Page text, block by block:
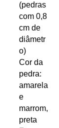
(pedras
com 0,8
cm de
diâmetr
o)
Cor da
pedra:
amarela
e
marrom,
preta